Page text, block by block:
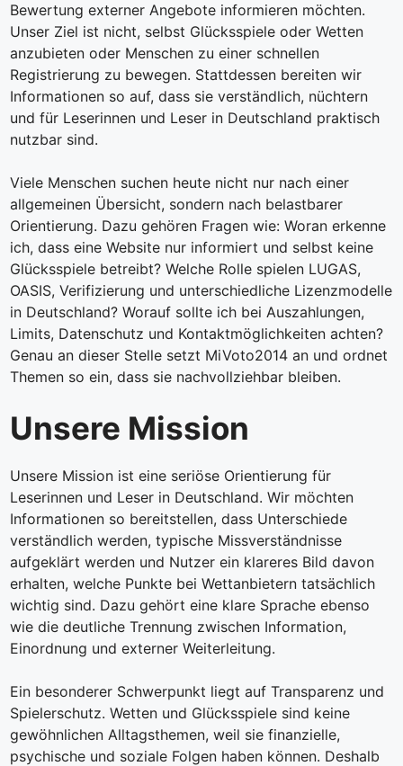
Bewertung externer Angebote informieren möchten.
Unser Ziel ist nicht, selbst Glücksspiele oder Wetten
anzubieten oder Menschen zu einer schnellen
Registrierung zu bewegen. Stattdessen bereiten wir
Informationen so auf, dass sie verständlich, nüchtern
und für Leserinnen und Leser in Deutschland praktisch
nutzbar sind.
Viele Menschen suchen heute nicht nur nach einer
allgemeinen Übersicht, sondern nach belastbarer
Orientierung. Dazu gehören Fragen wie: Woran erkenne
ich, dass eine Website nur informiert und selbst keine
Glücksspiele betreibt? Welche Rolle spielen LUGAS,
OASIS, Verifizierung und unterschiedliche Lizenzmodelle
in Deutschland? Worauf sollte ich bei Auszahlungen,
Limits, Datenschutz und Kontaktmöglichkeiten achten?
Genau an dieser Stelle setzt MiVoto2014 an und ordnet
Themen so ein, dass sie nachvollziehbar bleiben.
Unsere Mission
Unsere Mission ist eine seriöse Orientierung für
Leserinnen und Leser in Deutschland. Wir möchten
Informationen so bereitstellen, dass Unterschiede
verständlich werden, typische Missverständnisse
aufgeklärt werden und Nutzer ein klareres Bild davon
erhalten, welche Punkte bei Wettanbietern tatsächlich
wichtig sind. Dazu gehört eine klare Sprache ebenso
wie die deutliche Trennung zwischen Information,
Einordnung und externer Weiterleitung.
Ein besonderer Schwerpunkt liegt auf Transparenz und
Spielerschutz. Wetten und Glücksspiele sind keine
gewöhnlichen Alltagsthemen, weil sie finanzielle,
psychische und soziale Folgen haben können. Deshalb